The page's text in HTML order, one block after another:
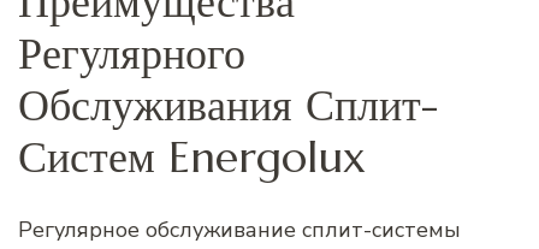
Регулярного
Обслуживания Сплит-
Систем Energolux
Регулярное обслуживание сплит-системы